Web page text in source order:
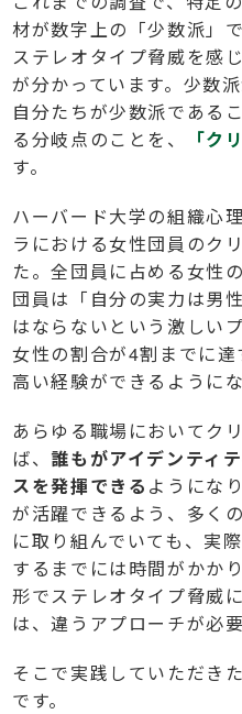
材が数字上の「少数派」
ステレオタイプ脅威を感
が分かっています。少数
自分たちが少数派である
る分岐点のことを、
「ク
す。
ハーバード大学の組織心
ラにおける女性団員のク
た。全団員に占める女性
団員は「自分の実力は男
はならないという激しい
女性の割合が4割までに
高い経験ができるように
あらゆる職場においてク
ば、 誰もがアイデンティ
スを発揮できる ようにな
が活躍できるよう、多く
に取り組んでいても、実
するまでには時間がかか
形でステレオタイプ脅威
は、違うアプローチが必要
そこで実践していただき
です。